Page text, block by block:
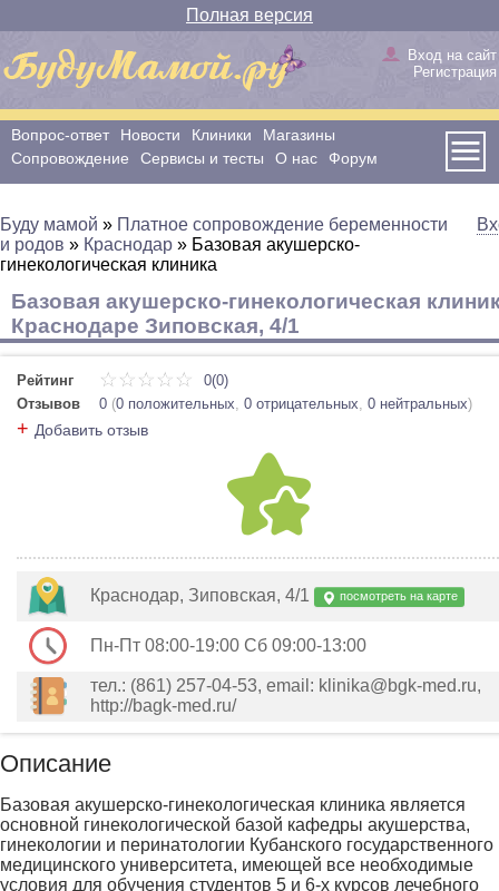
Полная версия
Вход на сайт
Регистрация
Вопрос-ответ Новости Клиники
Магазины
Сопровождение
Сервисы и тесты О нас Форум
Буду мамой » Платное сопровождение беременности
и родов » Краснодар » Базовая акушерско-
гинекологическая клиника
Базовая акушерско-гинекологическая
Краснодаре Зиповская, 4/1
Рейтинг
0(0)
Отзывов
0 (0 положительных, 0 отрицательных, 0 нейтральных)
+ Добавить отзыв
Краснодар, Зиповская, 4/1 посмотреть на карте
Пн-Пт 08:00-19:00 Сб 09:00-13:00
тел.: (861) 257-04-53, email: klinika@bgk-med.ru,
http://bagk-med.ru/
Описание
Базовая акушерско-гинекологическая клиника является
основной гинекологической базой кафедры акушерства,
гинекологии и перинатологии Кубанского государственного
медицинского университета, имеющей все необходимые
условия для обучения студентов 5 и 6-х курсов лечебного